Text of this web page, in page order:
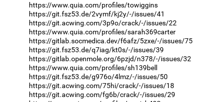
https://www.quia.com/profiles/towiggins
https://git.fsz53.de/2vymf/kj2y/-/issues/41
https://git.acwing.com/3p9o/crack/-/issues/22
https://www.quia.com/profiles/sarah369carter
https://gitlab.socmedica.dev/f6afz/5zxe/-/issues/75
https://git.fsz53.de/q7iag/kt0s/-/issues/39
https://gitlab.openmole.org/6pzjd/n378/-/issues/32
https://www.quia.com/profiles/sh139bell
https://git.fsz53.de/g976o/4lmz/-/issues/50
https://git.acwing.com/75hi/crack/-/issues/18
https://git.acwing.com/fg6b/crack/-/issues/29